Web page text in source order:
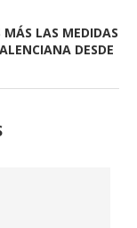
LAS MEDIDAS
DESDE